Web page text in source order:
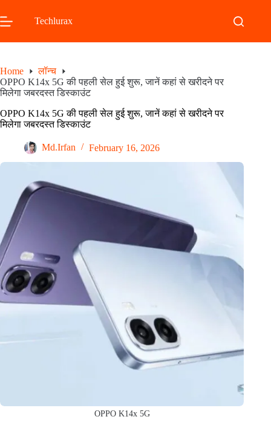
to
content
Techlurax
Home
लॉन्च
OPPO K14x 5G की पहली सेल हुई शुरू, जानें कहां से खरीदने पर
मिलेगा जबरदस्त डिस्काउंट
OPPO K14x 5G की पहली सेल हुई शुरू, जानें कहां से खरीदने पर
मिलेगा जबरदस्त डिस्काउंट
Md.Irfan February 16, 2026
OPPO K14x 5G